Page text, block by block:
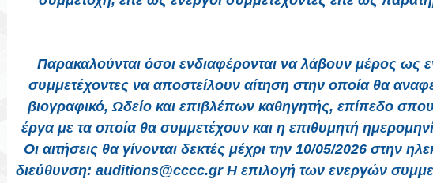
Παρακαλούνται όσοι ενδιαφέρονται να λάβουν μέρος ως
συμμετέχοντες να αποστείλουν αίτηση στην οποία θα
βιογραφικό, Ωδείο και επιβλέπων καθηγητής, επίπεδο
έργα με τα οποία θα συμμετέχουν και η επιθυμητή
Οι αιτήσεις θα γίνονται δεκτές μέχρι την 10/05/2026 στην
διεύθυνση: auditions@cccc.gr Η επιλογή των ενεργών